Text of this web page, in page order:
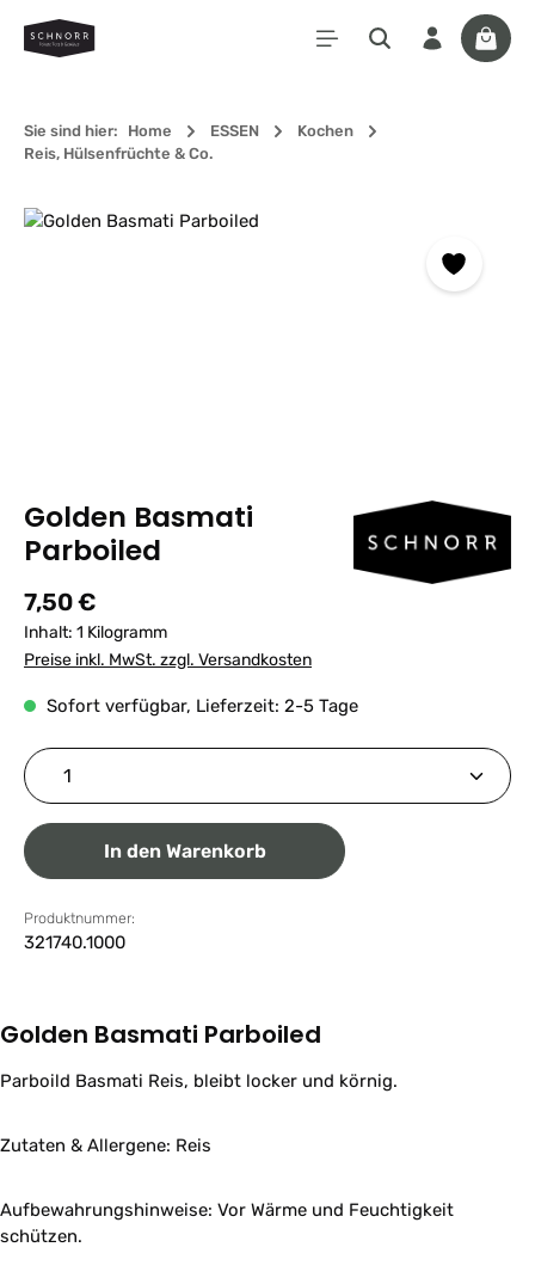
Zum Hauptinhalt springen
Sie sind hier: Home ESSEN
Kochen
Reis, Hülsenfrüchte & Co.
Bildergalerie überspringen
Golden Basmati
Parboiled
Regulärer Preis:
7,50 €
Inhalt: 1 Kilogramm
Preise inkl. MwSt. zzgl. Versandkosten
Sofort verfügbar, Lieferzeit: 2-5 Tage
Produkt Anzahl: Gib den gewünschten Wert ein
In den Warenkorb
Produktnummer:
321740.1000
Golden Basmati Parboiled
Parboild Basmati Reis, bleibt locker und körnig.
Zutaten & Allergene: Reis
Aufbewahrungshinweise: Vor Wärme und Feuchtigkeit
schützen.